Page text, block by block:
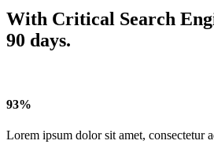
With Critical Search
90 days.
93%
Lorem ipsum dolor sit amet, consectetur